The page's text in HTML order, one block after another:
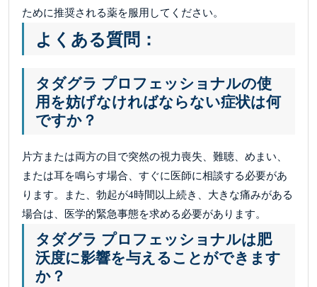
ために推奨される薬を服用してください。
よくある質問：
タダグラ プロフェッショナルの使
用を妨げなければならない症状は何
ですか？
片方または両方の目で突然の視力喪失、難聴、めまい、
または耳を鳴らす場合、すぐに医師に相談する必要があ
ります。また、勃起が4時間以上続き、大きな痛みがある
場合は、医学的緊急事態を求める必要があります。
タダグラ プロフェッショナルは肥
沃度に影響を与えることができます
か？